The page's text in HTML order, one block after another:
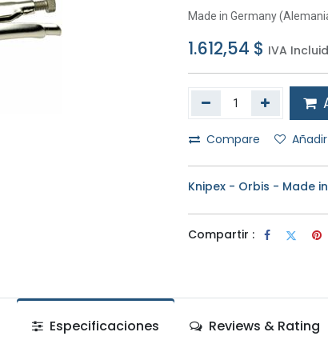
Made in Germany
1.612,54 $ IVA
Compare
Knipex - Orbis - Made
Compartir :
Especificaciones Reviews & Rating